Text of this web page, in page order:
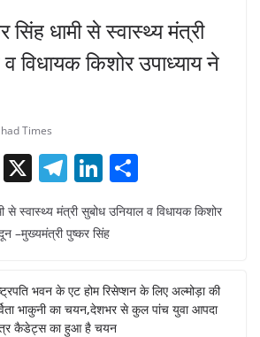
सिंह धामी से स्वास्थ्य मंत्री
विधायक किशोर उपाध्याय ने
Times
Pi
e
X T
el
e
gr
a
m
Li
n
k
dI
n
ar
से स्वास्थ्य मंत्री सुबोध उनियाल व विधायक किशोर
–मुख्यमंत्री पुष्कर सिंह
भवन के एट होम रिसेप्शन के लिए अल्मोड़ा की
भाकुनी का चयन,देशभर से कुल पांच युवा आपदा
कैडेट्स का हुआ है चयन